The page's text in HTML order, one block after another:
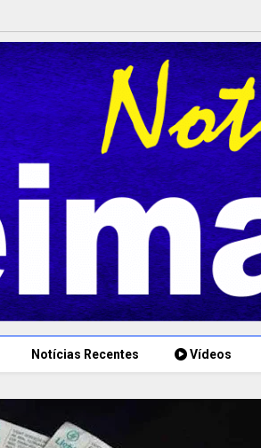
Notícias Recentes Vídeos